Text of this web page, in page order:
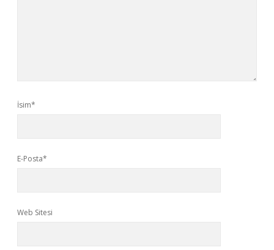
İsim*
E-Posta*
Web Sitesi